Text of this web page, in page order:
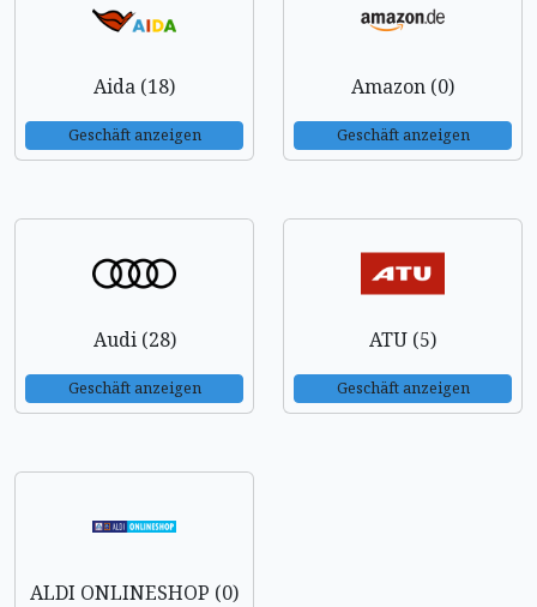
Aida (18)
Geschäft anzeigen
Amazon (0)
Geschäft anzeigen
Audi (28)
Geschäft anzeigen
ATU (5)
Geschäft anzeigen
ALDI ONLINESHOP (0)